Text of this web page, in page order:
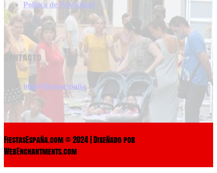
Politica de Privacidad
Contacto
info@fiestasespaña
FiestasEspaña.com © 2024 | Diseñado por
WebEnchantments.com